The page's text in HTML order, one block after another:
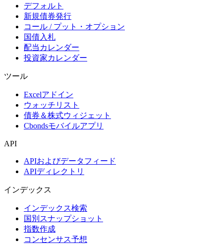
デフォルト
新規債券発行
コール / プット・オプション
国債入札
配当カレンダー
投資家カレンダー
ツール
Excelアドイン
ウォッチリスト
債券＆株式ウィジェット
Cbondsモバイルアプリ
API
APIおよびデータフィード
APIディレクトリ
インデックス
インデックス検索
国別スナップショット
指数作成
コンセンサス予想